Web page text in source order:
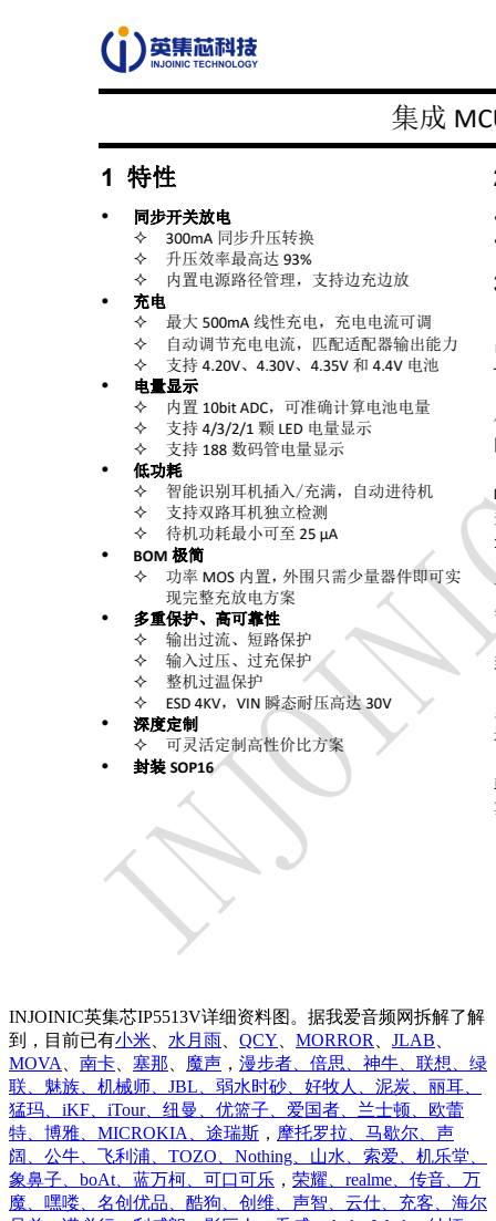
INJOINIC英集芯IP5513V详细资料图。据我爱音频网拆解了解
到，目前已有小米 水月雨 QCY MORROR JLAB
MOVA
南卡 塞那 魔声 ， 漫步者、倍思、神牛、联想、绿
联、魅族、机械师、JBL、弱水时砂、好牧人、泥炭、丽耳、
猛玛、iKF、iTour、纽曼、优篮子、爱国者、兰士顿、欧蕾
特、博雅、MICROKIA、途瑞斯 ， 摩托罗拉、马歇尔、声
阔、公牛、飞利浦、TOZO、Nothing、山水、索爱、机乐堂、
象鼻子、boAt、蓝万柯、可口可乐 ， 荣耀、realme、传音、万
魔、嘿喽、名创优品、酷狗、创维、声智、云仕、充客、海尔